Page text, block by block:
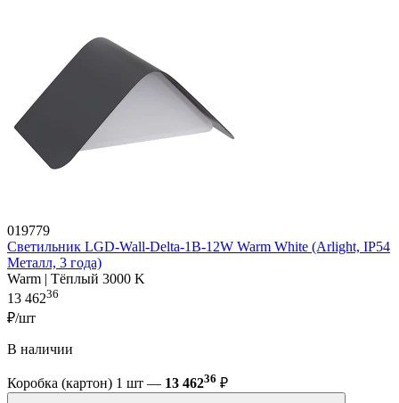
019779
Светильник LGD-Wall-Delta-1B-12W Warm White (Arlight, IP54
Металл, 3 года)
Warm | Тёплый 3000 K
13 46236
₽/шт
В наличии
Коробка (картон) 1 шт — 13 46236 ₽